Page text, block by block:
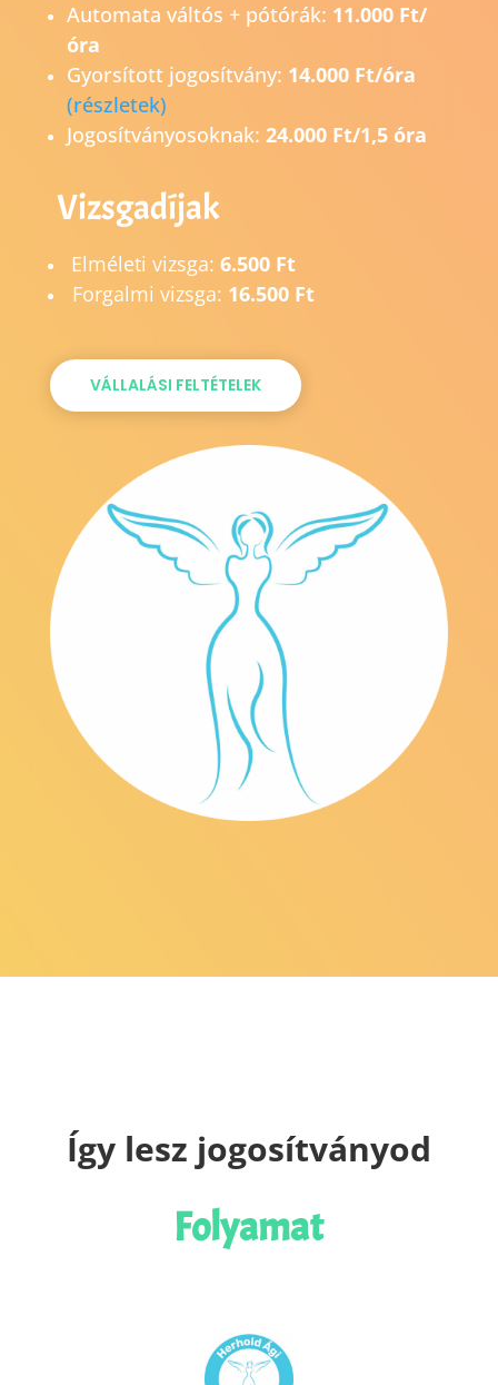
Automata váltós + pótórák: 11.000 Ft/
óra
Gyorsított jogosítvány: 14.000 Ft/óra
(részletek)
Jogosítványosoknak: 24.000 Ft/1,5 óra
Vizsgadíjak
Elméleti vizsga: 6.500 Ft
Forgalmi vizsga: 16.500 Ft
VÁLLALÁSI FELTÉTELEK
Így lesz jogosítványod
Folyamat